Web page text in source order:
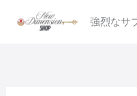
強烈なサ